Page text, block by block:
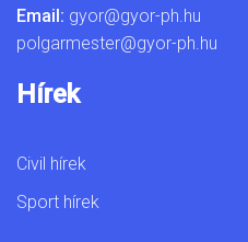
Email: gyor@gyor-ph.hu
polgarmester@gyor-ph.hu
Hírek
Civil hírek
Sport hírek